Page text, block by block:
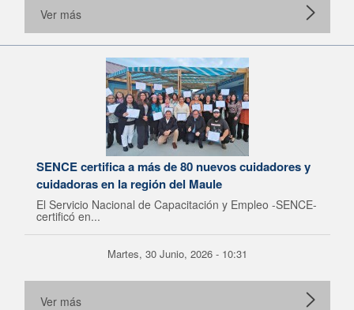
Ver más
SENCE certifica a más de 80 nuevos cuidadores y
cuidadoras en la región del Maule
El Servicio Nacional de Capacitación y Empleo -SENCE-
certificó en...
Martes, 30 Junio, 2026 - 10:31
Ver más